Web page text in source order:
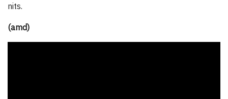
nits.
(amd)